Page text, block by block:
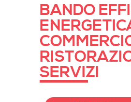
BANDO
SERVIZI